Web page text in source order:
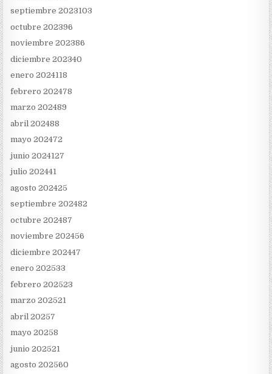
septiembre 2023103
octubre 202396
noviembre 202386
diciembre 202340
enero 2024118
febrero 202478
marzo 202489
abril 202488
mayo 202472
junio 2024127
julio 202441
agosto 202425
septiembre 202482
octubre 202487
noviembre 202456
diciembre 202447
enero 202533
febrero 202523
marzo 202521
abril 20257
mayo 20258
junio 202521
agosto 202560